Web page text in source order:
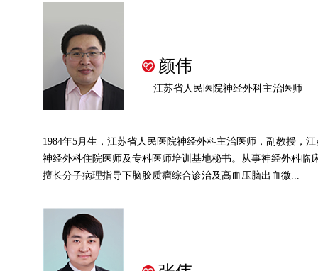
颜伟
江苏省人民医院神经外科主治医师
1984年5月生，江苏省人民医院神经外科主治医师，副教授，
神经外科住院医师及专科医师培训基地秘书。从事神经外科临
擅长分子病理指导下脑胶质瘤综合诊治及高血压脑出血微...